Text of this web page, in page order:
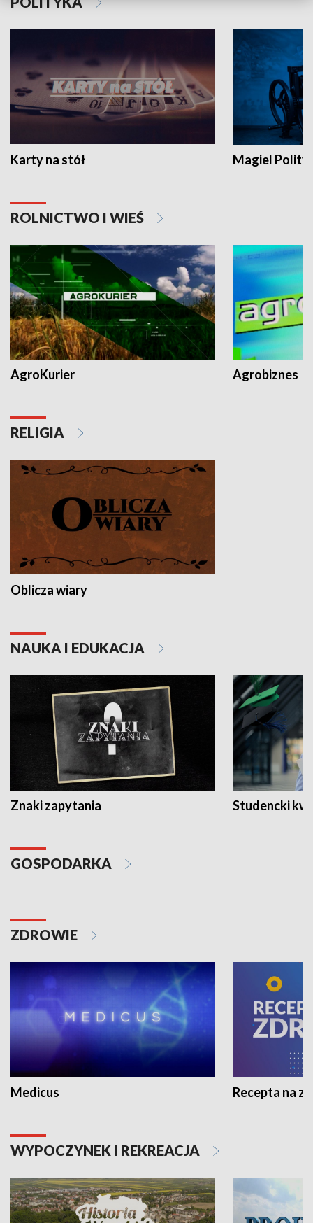
Karty na stół Magiel
ROLNICTWO I WIEŚ
AgroKurier Agrobiznes
RELIGIA
Oblicza wiary
NAUKA I EDUKACJA
Znaki zapytania Studencki
GOSPODARKA
ZDROWIE
Medicus Recepta na
WYPOCZYNEK I REKREACJA